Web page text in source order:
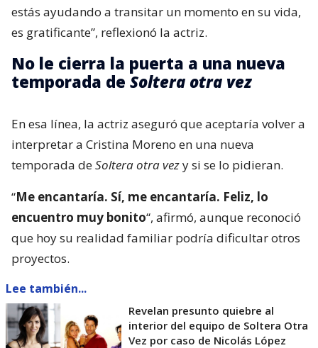
estás ayudando a transitar un momento en su vida,
es gratificante”, reflexionó la actriz.
No le cierra la puerta a una nueva
temporada de Soltera otra vez
En esa línea, la actriz aseguró que aceptaría volver a
interpretar a Cristina Moreno en una nueva
temporada deSoltera otra vezy si se lo pidieran.
“Me encantaría. Sí, me encantaría. Feliz, lo
encuentro muy bonito“, afirmó, aunque reconoció
que hoy su realidad familiar podría dificultar otros
proyectos.
Lee también...
Revelan presunto quiebre al
interior del equipo de Soltera Otra
Vez por caso de Nicolás López